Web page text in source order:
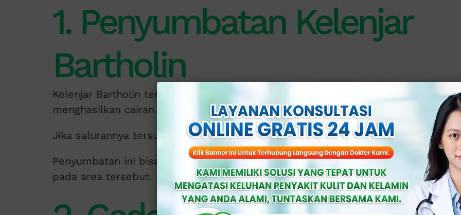
1. Penyumbatan Kelenjar
Bartholin
Kelenjar Bartholin terletak di kedua sisi bibir vagina dan berfungsi
menghasilkan cairan pelumas.
Jika salurannya tersumbat, cairan akan menumpuk dan membentuk kista.
Penyumbatan ini bisa di sebabkan oleh infeksi, iritasi, atau cedera ringan
pada area tersebut.